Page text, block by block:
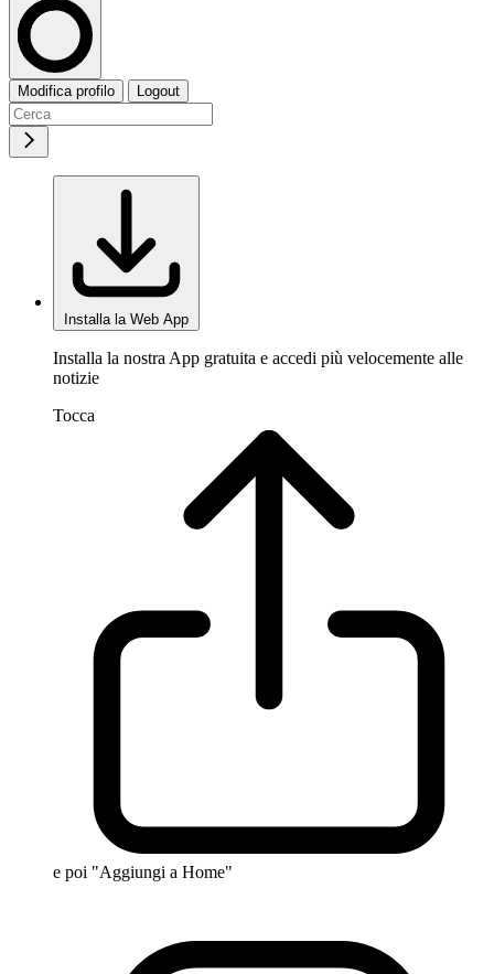
Modifica profilo Logout
Installa la Web App
Installa la nostra App gratuita e accedi più velocemente alle
notizie
Tocca
e poi "Aggiungi a Home"